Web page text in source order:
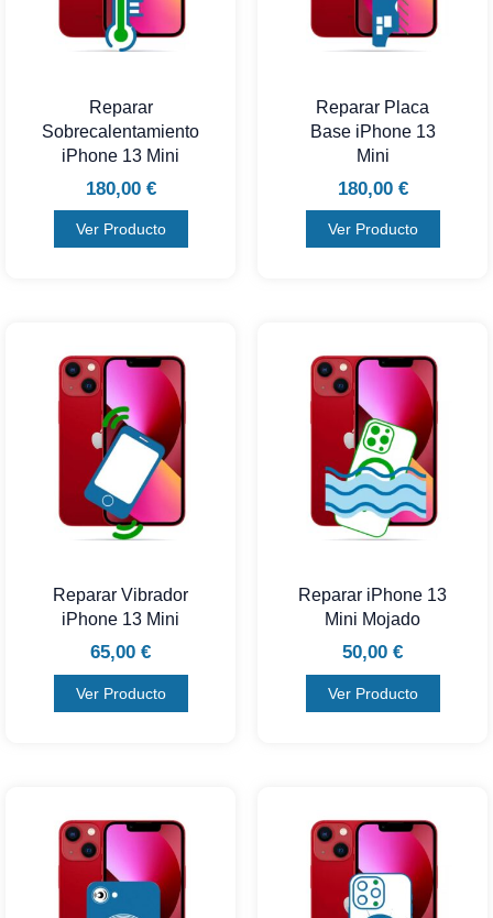
Reparar
Sobrecalentamiento
iPhone 13 Mini
180,00 €
Ver Producto
Reparar Placa
Base iPhone 13
Mini
180,00 €
Ver Producto
Reparar Vibrador
iPhone 13 Mini
65,00 €
Ver Producto
Reparar iPhone 13
Mini Mojado
50,00 €
Ver Producto